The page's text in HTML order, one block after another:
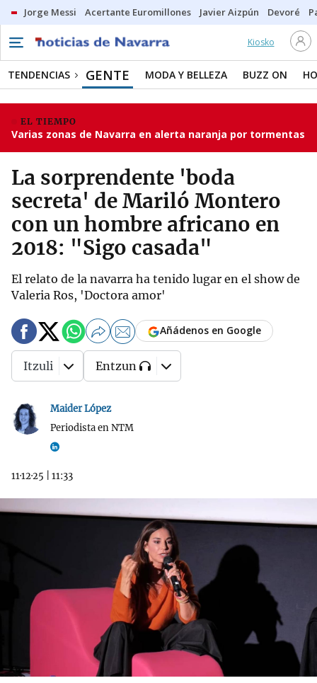
Jorge Messi Acertante Euromillones Javier Aizpún Devoré
Kiosko
TENDENCIAS GENTE MODA Y BELLEZA BUZZ ON
EL TIEMPO
Varias zonas de Navarra en alerta naranja por tormentas
La sorprendente 'boda
secreta' de Mariló Montero
con un hombre africano en
2018: "Sigo casada"
El relato de la navarra ha tenido lugar en el show de
Valeria Ros, 'Doctora amor'
Maider López
Periodista en NTM
11·12·25 11:33
Añádenos en Google
Itzuli Entzun